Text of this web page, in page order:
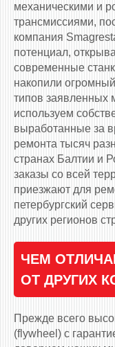
механическими и
трансмиссиями,
компания
потенциал,
современные
накопили
типов заявленных
используем
выработанные за
ремонта тысяч
странах Балтии и
заказы со всей
приезжают для
петербургский
других регионов
ЧЕМ
ОТ ДРУГИХ
Прежде всего
(flywheel) с